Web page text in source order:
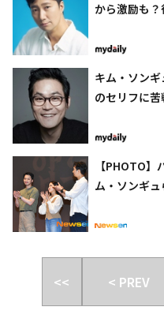
から激励も
キム・ソン
のセリフに
【PHOTO
ム・ソンギ
<< < PREV